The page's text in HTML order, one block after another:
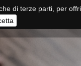
di terze parti, per